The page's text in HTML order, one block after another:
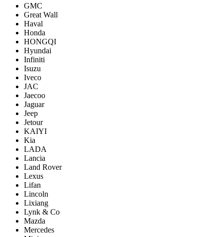
GMC
Great Wall
Haval
Honda
HONGQI
Hyundai
Infiniti
Isuzu
Iveco
JAC
Jaecoo
Jaguar
Jeep
Jetour
KAIYI
Kia
LADA
Lancia
Land Rover
Lexus
Lifan
Lincoln
Lixiang
Lynk & Co
Mazda
Mercedes